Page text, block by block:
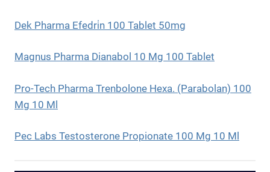
Dek Pharma Efedri̇n 100 Tablet 50mg
Magnus Pharma Dianabol 10 Mg 100 Tablet
Pro-Tech Pharma Trenbolone Hexa. (Parabolan) 100
Mg 10 Ml
Pec Labs Testosterone Propionate 100 Mg 10 Ml